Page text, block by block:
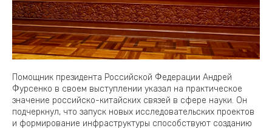
Помощник президента Российской Федерации Андрей
Фурсенко в своем выступлении указал на практическое
значение российско-китайских связей в сфере науки. Он
подчеркнул, что запуск новых исследовательских проектов
и формирование инфраструктуры способствуют созданию